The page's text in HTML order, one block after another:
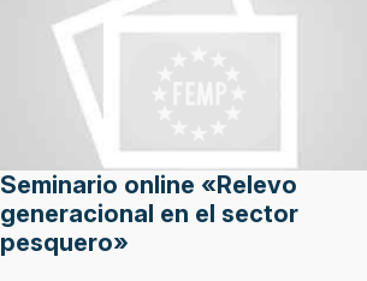
Seminario online «Relevo
generacional en el sector
pesquero»